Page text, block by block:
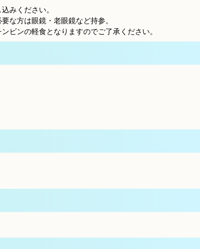
みください。
な方は眼鏡・老眼鏡など持参。
ビンの軽食となりますのでご了承ください。